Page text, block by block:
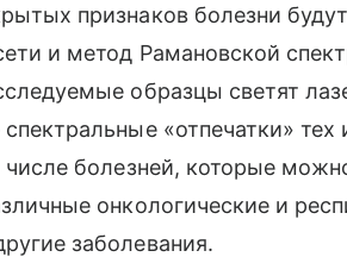
признаков болезни
и метод Рамановской
образцы светят
спектральные «отпечатки»
числе болезней, которые
онкологические и
заболевания.